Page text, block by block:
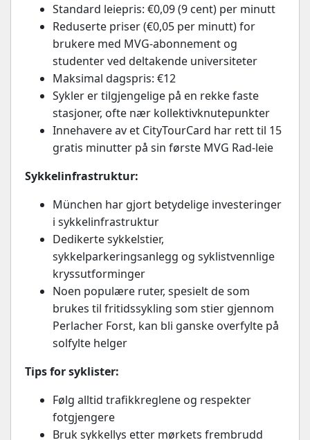
Standard leiepris: €0,09 (9 cent) per minutt
Reduserte priser (€0,05 per minutt) for
brukere med MVG-abonnement og
studenter ved deltakende universiteter
Maksimal dagspris: €12
Sykler er tilgjengelige på en rekke faste
stasjoner, ofte nær kollektivknutepunkter
Innehavere av et CityTourCard har rett til 15
gratis minutter på sin første MVG Rad-leie
Sykkelinfrastruktur:
München har gjort betydelige investeringer
i sykkelinfrastruktur
Dedikerte sykkelstier,
sykkelparkeringsanlegg og syklistvennlige
kryssutforminger
Noen populære ruter, spesielt de som
brukes til fritidssykling som stier gjennom
Perlacher Forst, kan bli ganske overfylte på
solfylte helger
Tips for syklister:
Følg alltid trafikkreglene og respekter
fotgjengere
Bruk sykkellys etter mørkets frembrudd